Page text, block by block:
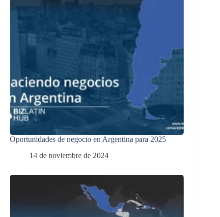
Oportunidades de negocio en Argentina para 2025
14 de noviembre de 2024